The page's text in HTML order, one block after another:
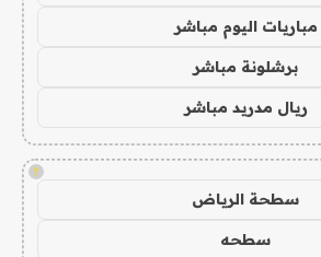
مباريات اليوم مباشر
برشلونة مباشر
ريال مدريد مباشر
!
سطحة الرياض
سطحه